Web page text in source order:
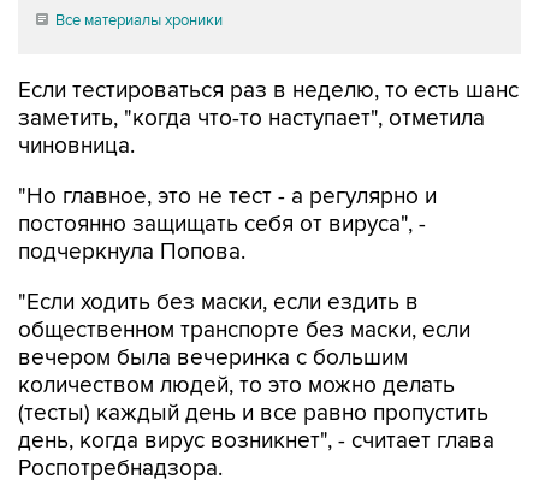
Все материалы хроники
Если тестироваться раз в неделю, то есть шанс
заметить, "когда что-то наступает", отметила
чиновница.
"Но главное, это не тест - а регулярно и
постоянно защищать себя от вируса", -
подчеркнула Попова.
"Если ходить без маски, если ездить в
общественном транспорте без маски, если
вечером была вечеринка с большим
количеством людей, то это можно делать
(тесты) каждый день и все равно пропустить
день, когда вирус возникнет", - считает глава
Роспотребнадзора.